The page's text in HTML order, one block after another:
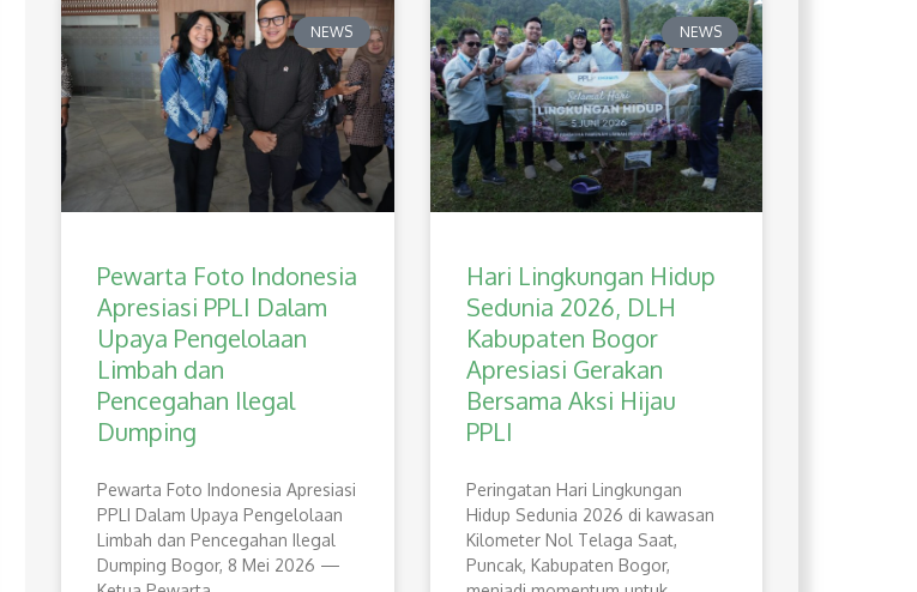
NEWS
Pewarta Foto Indonesia
Apresiasi PPLI Dalam
Upaya Pengelolaan
Limbah dan
Pencegahan Ilegal
Dumping
Pewarta Foto Indonesia Apresiasi
PPLI Dalam Upaya Pengelolaan
Limbah dan Pencegahan Ilegal
Dumping Bogor, 8 Mei 2026 —
NEWS
Hari Lingkungan Hidup
Sedunia 2026, DLH
Kabupaten Bogor
Apresiasi Gerakan
Bersama Aksi Hijau
PPLI
Peringatan Hari Lingkungan
Hidup Sedunia 2026 di kawasan
Kilometer Nol Telaga Saat,
Puncak, Kabupaten Bogor,